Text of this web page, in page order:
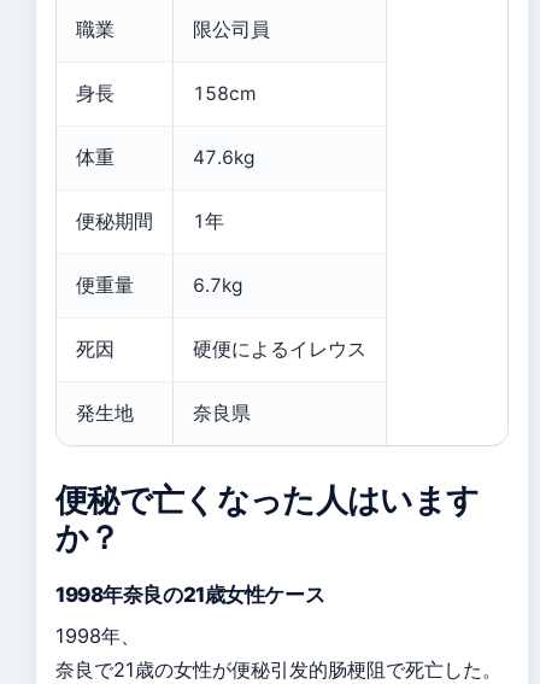
職業 限公司員
身長 158cm
体重 47.6kg
便秘期間 1年
便重量 6.7kg
死因 硬便によるイレウス
発生地 奈良県
便秘で亡くなった人はいます
か？
1998年奈良の21歳女性ケース
1998年、
奈良で21歳の女性が便秘引发的肠梗阻で死亡した。